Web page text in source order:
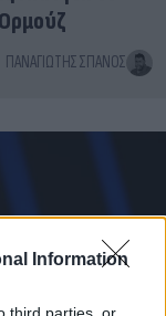
Information
ΠΑΝΑΓΙΏΤΗΣ ΣΠΑΝΌΣ